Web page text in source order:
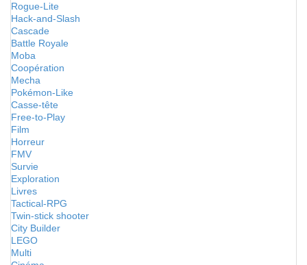
Rogue-Lite
Hack-and-Slash
Cascade
Battle Royale
Moba
Coopération
Mecha
Pokémon-Like
Casse-tête
Free-to-Play
Film
Horreur
FMV
Survie
Exploration
Livres
Tactical-RPG
Twin-stick shooter
City Builder
LEGO
Multi